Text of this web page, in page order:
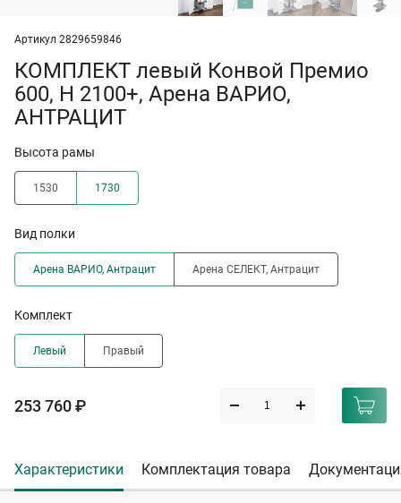
Артикул 2829659846
КОМПЛЕКТ левый Конвой Премио
600, H 2100+, Арена ВАРИО,
АНТРАЦИТ
Высота рамы
1530 1730
Вид полки
Арена ВАРИО, Антрацит Арена СЕЛЕКТ, Антрацит
Комплект
Левый Правый
253 760 ₽
Характеристики Комплектация товара